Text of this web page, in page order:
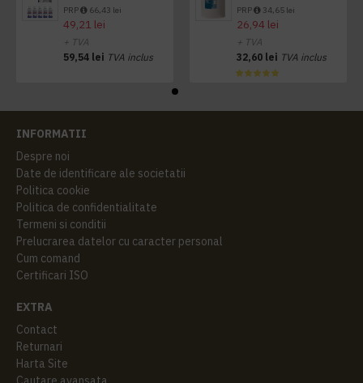
PRP 66,43 lei
49,21 lei
+ TVA
59,54 lei TVA inclus
PRP 34,65 lei
26,94 lei
+ TVA
32,60 lei TVA inclus
INFORMATII
Despre noi
Date de identificare ale societatii
Politica cookie
Politica de confidentialitate
Termeni si conditii
Prelucrarea datelor cu caracter personal
Cum comand
Certificari ISO
EXTRA
Contact
Returnari
Harta Site